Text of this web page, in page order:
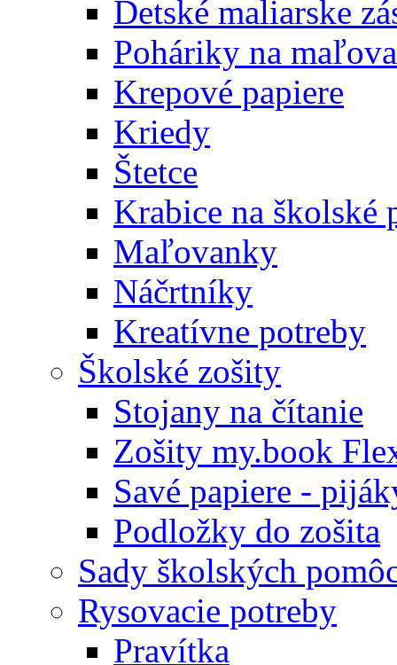
Detské maliarske
Poháriky na
Krepové papiere
Kriedy
Štetce
Krabice na školské
Maľovanky
Náčrtníky
Kreatívne potreby
Školské zošity
Stojany na čítanie
Zošity my.book
Savé papiere -
Podložky do zošita
Sady školských
Rysovacie potreby
Pravítka